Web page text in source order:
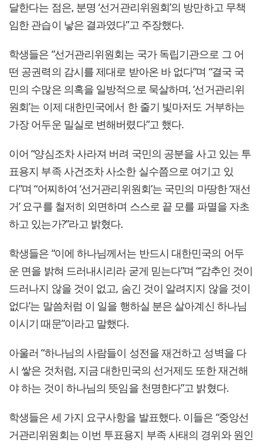
달한다는 점은, 분명 ‘선거관리위원회’의 방만하고 무책
임한 관습이 낳은 결과였다”고 주장했다.
학생들은 “선거관리위원회는 국가 독립기관으로 그 어
떤 공권력의 감시를 제대로 받아온 바 없다”며 “결국 국
민의 수많은 의혹을 일방적으로 묵살하며, ‘선거관리위
원회’는 이제 대한민국에서 한 줄기 빛마저도 거부하는
가장 어두운 밀실로 변해버렸다”고 했다.
이어 “양심조차 사라져 버려 국민의 공분을 사고 있는 투
표용지 부족 사건조차 사소한 실수쯤으로 여기고 있
다”며 “어찌하여 ‘선거관리위원회’는 국민의 마땅한 ‘재선
거’ 요구를 철저히 외면하며 스스로 끝 모를 파멸을 자초
하고 있는가?”라고 밝혔다.
학생들은 “이에 하나님께서는 반드시 대한민국의 어두
운 면을 밝혀 드러내시리라 굳게 믿는다”며 “‘감추인 것이
드러나지 않을 것이 없고, 숨긴 것이 알려지지 않을 것이
없다’는 말씀처럼 이 일을 행하실 분은 살아계신 하나님
이시기 때문”이라고 말했다.
아울러 “하나님의 사람들이 성전을 재건하고 성벽을 다
시 쌓은 것처럼, 지금 대한민국의 선거제도 또한 재건해
야 하는 것이 하나님의 뜻임을 천명한다”고 밝혔다.
학생들은 세 가지 요구사항을 발표했다. 이들은 “중앙선
거관리위원회는 이번 투표용지 부족 사태의 경위와 원인